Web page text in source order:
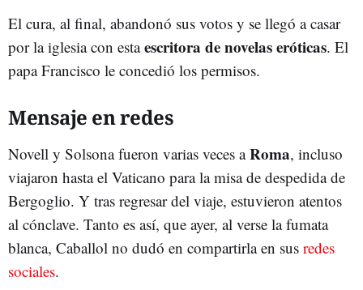
El cura, al final, abandonó sus votos y se llegó a casar
por la iglesia con estaescritora de novelas eróticas. El
papa Francisco le concedió los permisos.
Mensaje en redes
Novell y Solsona fueron varias veces aRoma, incluso
viajaron hasta el Vaticano para la misa de despedida de
Bergoglio. Y tras regresar del viaje, estuvieron atentos
al cónclave. Tanto es así, que ayer, al verse la fumata
blanca, Caballol no dudó en compartirla en sus redes
sociales.